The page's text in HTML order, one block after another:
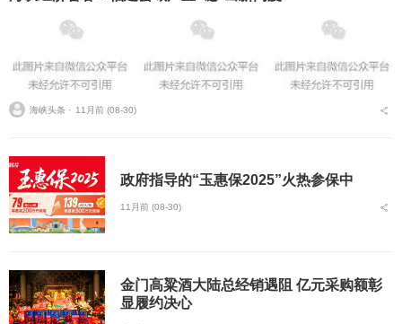
海峡头条 ⋅ 11月前 (08-30)
政府指导的“玉惠保2025”火热参保中
11月前 (08-30)
金门高粱酒大陆总经销遇阻 亿元采购额彰
显履约决心